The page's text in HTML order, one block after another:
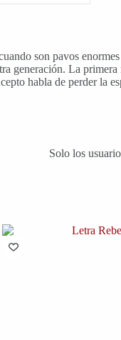
son pavos enormes
generación. La
habla de perder la
Solo los